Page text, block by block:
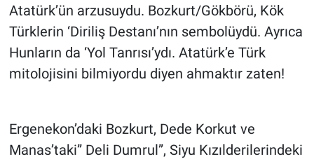
Atatürk’ün arzusuydu. Bozkurt/Gökbörü, Kök
Türklerin ‘Diriliş Destanı’nın sembolüydü. Ayrıca
Hunların da ‘Yol Tanrısı’ydı. Atatürk’e Türk
mitolojisini bilmiyordu diyen ahmaktır zaten!
Ergenekon’daki Bozkurt, Dede Korkut ve
Manas’taki” Deli Dumrul”, Siyu Kızılderilerindeki